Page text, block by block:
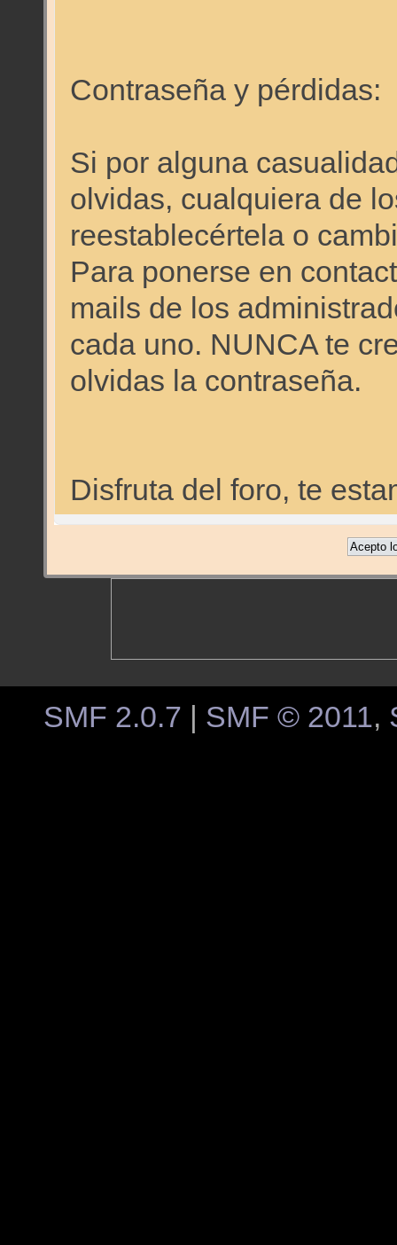
Contraseña y pérdidas:
Si por alguna
olvidas, cualquiera de
reestablecértela o
Para ponerse en
mails de los
cada uno. NUNCA te
olvidas la contraseña.
Disfruta del foro, te
SMF 2.0.7 SMF © 2011,